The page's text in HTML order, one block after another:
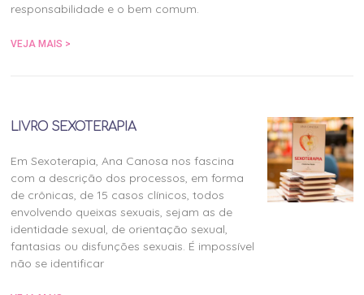
responsabilidade e o bem comum.
VEJA MAIS >
LIVRO SEXOTERAPIA
Em Sexoterapia, Ana Canosa nos fascina
com a descrição dos processos, em forma
de crônicas, de 15 casos clínicos, todos
envolvendo queixas sexuais, sejam as de
identidade sexual, de orientação sexual,
fantasias ou disfunções sexuais. É impossível
não se identificar